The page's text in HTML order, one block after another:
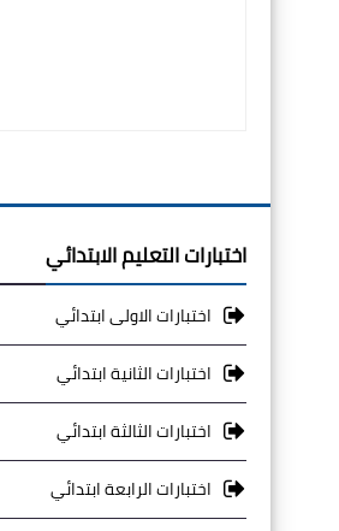
اختبارات التعليم الابتدائي
اختبارات الاولى ابتدائي
اختبارات الثانية ابتدائي
اختبارات الثالثة ابتدائي
اختبارات الرابعة ابتدائي